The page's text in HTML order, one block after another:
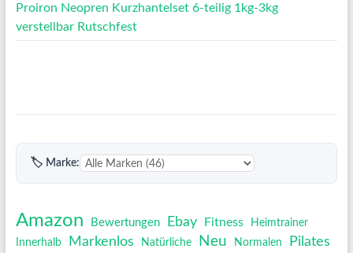
Proiron Neopren Kurzhantelset 6-teilig 1kg-3kg
verstellbar Rutschfest
🏷 Marke:
Amazon Bewertungen Ebay Fitness
Heimtrainer
Innerhalb
Markenlos Natürliche Neu Normalen Pilates